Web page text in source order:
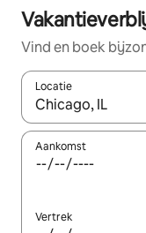
Vind en boek
Locatie
Wanneer er
Aankomst
Vertrek